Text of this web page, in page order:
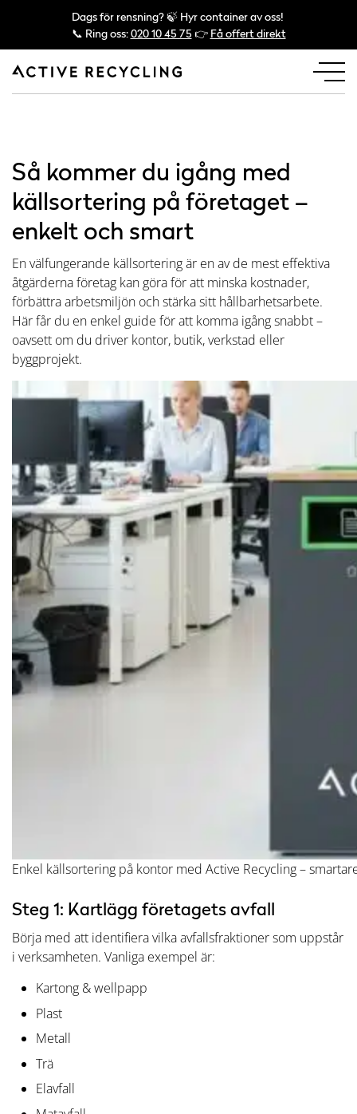
Dags för rensning? 🍃 Hyr container av oss!
📞 Ring oss:020 10 45 75 👉 Få offert direkt
Så kommer du igång med
källsortering på företaget –
enkelt och smart
En välfungerande källsortering är en av de mest effektiva
åtgärderna företag kan göra för att minska kostnader,
förbättra arbetsmiljön och stärka sitt hållbarhetsarbete.
Här får du en enkel guide för att komma igång snabbt –
oavsett om du driver kontor, butik, verkstad eller
byggprojekt.
Enkel källsortering på kontor med Active Recycling –
Steg 1: Kartlägg företagets avfall
Börja med att identifiera vilka avfallsfraktioner som uppstår
i verksamheten. Vanliga exempel är:
Kartong & wellpapp
Plast
Metall
Trä
Elavfall